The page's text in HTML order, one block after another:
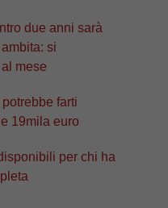
due anni sarà
si
mese
farti
19mila euro
per chi ha